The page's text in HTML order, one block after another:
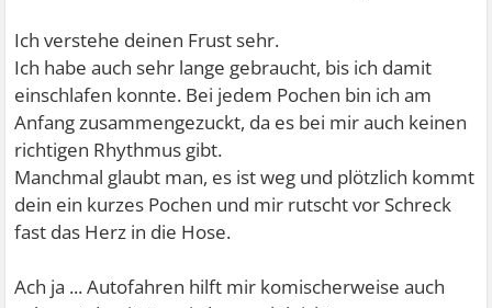
Ich verstehe deinen Frust sehr.
Ich habe auch sehr lange gebraucht, bis ich damit
einschlafen konnte. Bei jedem Pochen bin ich am
Anfang zusammengezuckt, da es bei mir auch keinen
richtigen Rhythmus gibt.
Manchmal glaubt man, es ist weg und plötzlich kommt
dein ein kurzes Pochen und mir rutscht vor Schreck
fast das Herz in die Hose.
Ach ja ... Autofahren hilft mir komischerweise auch